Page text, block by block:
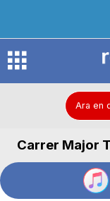
R
d
Ara en
Carrer Major